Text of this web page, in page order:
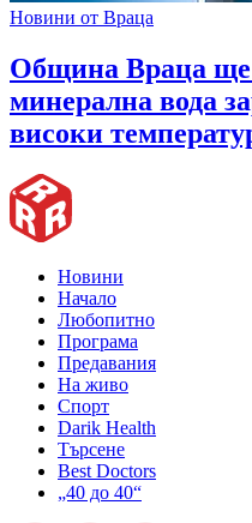
Новини от Враца
Община Враца ще
минерална вода
високи
Новини
Начало
Любопитно
Програма
Предавания
На живо
Спорт
Darik Health
Търсене
Best Doctors
„40 до 40“